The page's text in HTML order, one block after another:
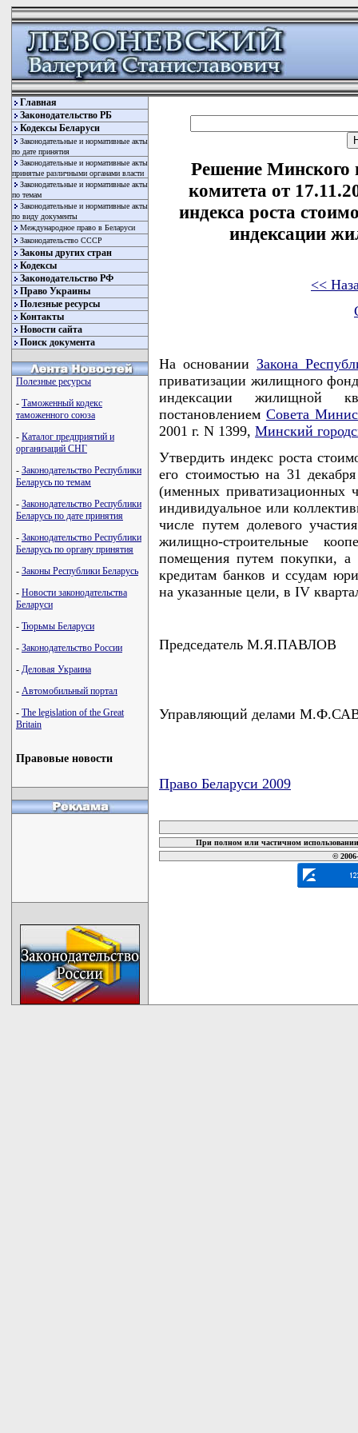
Главная
Законодательство РБ
Кодексы Беларуси
Законодательные и нормативные акты
по дате принятия
Законодательные и нормативные акты
принятые различными органами власти
Законодательные и нормативные акты
по темам
Законодательные и нормативные акты
по виду документы
Международное право в Беларуси
Законодательство СССР
Законы других стран
Кодексы
Законодательство РФ
Право Украины
Полезные ресурсы
Контакты
Новости сайта
Поиск документа
Полезные ресурсы
- Таможенный кодекс
таможенного союза
- Каталог предприятий и
организаций СНГ
- Законодательство Республики
Беларусь по темам
- Законодательство Республики
Беларусь по дате принятия
- Законодательство Республики
Беларусь по органу принятия
- Законы Республики Беларусь
- Новости законодательства
Беларуси
- Тюрьмы Беларуси
- Законодательство России
- Деловая Украина
- Автомобильный портал
- The legislation of the Great
Britain
Правовые новости
Решение Минского
комитета от
индекса роста
индексации
<<
На основании Закона
приватизации жилищного
индексации жилищной
постановлением Совета
2001 г. N 1399, Минский
Утвердить индекс роста
его стоимостью на 31
(именных приватизационных
индивидуальное или
числе путем долевого
жилищно-строительные
помещения путем покупки, а
кредитам банков и ссудам
на указанные цели, в IV
Председатель М.Я.ПАВЛОВ
Управляющий делами
Право Беларуси 2009
При полном или частичном
©